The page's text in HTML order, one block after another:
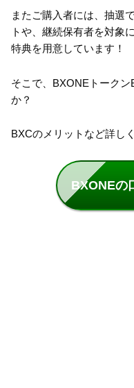
またご購入者には、抽選
トや、継続保有者を対象
特典を用意しています！
そこで、BXONEトーク
か？
BXCのメリットなど詳し
BXONEの